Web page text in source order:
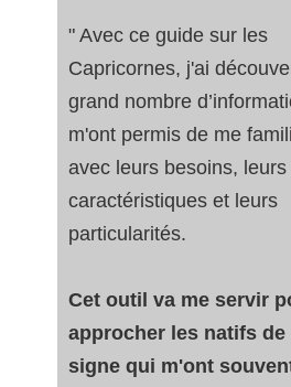
" Avec ce guide sur les
Capricornes, j'ai
grand nombre
m'ont permis de me
avec leurs besoins, leurs
caractéristiques et leurs
particularités.
Cet outil va me servir
approcher les natifs de
signe qui m'ont